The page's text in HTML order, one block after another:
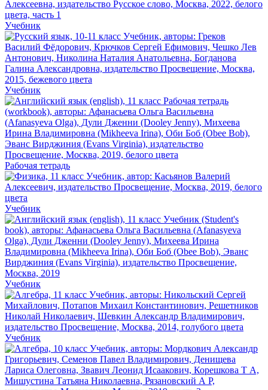
Учебник
Учебник
Рабочая тетрадь
Учебник
Учебник
Учебник